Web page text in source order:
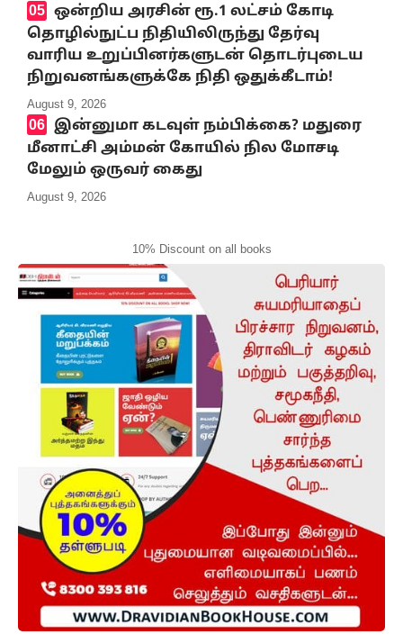
ஒன்றிய அரசின் ரூ.1 லட்சம் கோடி
தொழில்நுட்ப நிதியிலிருந்து தேர்வு
வாரிய உறுப்பினர்களுடன் தொடர்புடைய
நிறுவனங்களுக்கே நிதி ஒதுக்கீடாம்!
August 9, 2026
இன்னுமா கடவுள் நம்பிக்கை? மதுரை
மீனாட்சி அம்மன் கோயில் நில மோசடி
மேலும் ஒருவர் கைது
August 9, 2026
10% Discount on all books